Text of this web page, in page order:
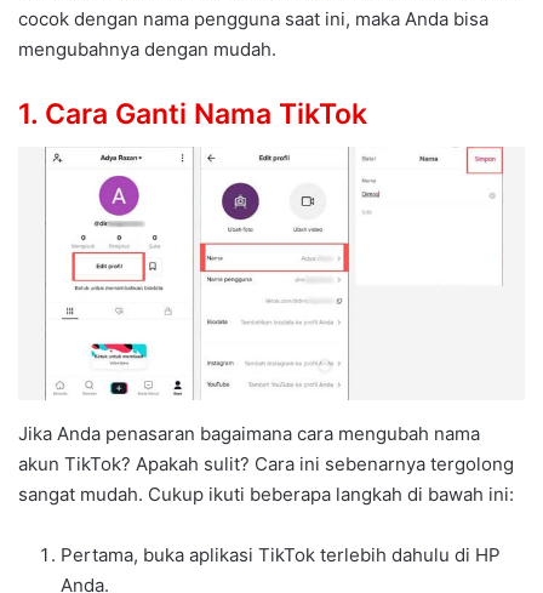
cocok dengan nama pengguna saat ini, maka Anda bisa
mengubahnya dengan mudah.
1. Cara Ganti Nama TikTok
Jika Anda penasaran bagaimana cara mengubah nama
akun TikTok? Apakah sulit? Cara ini sebenarnya tergolong
sangat mudah. Cukup ikuti beberapa langkah di bawah ini:
Pertama, buka aplikasi TikTok terlebih dahulu di HP
Anda.